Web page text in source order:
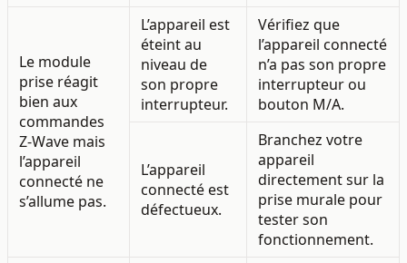
Le module
prise réagit
bien aux
commandes
Z-Wave mais
l’appareil
connecté ne
s’allume pas.
L’appareil est
éteint au
niveau de
son propre
interrupteur.
Vérifiez que
l’appareil connecté
n’a pas son propre
interrupteur ou
bouton M/A.
L’appareil
connecté est
défectueux.
Branchez votre
appareil
directement sur la
prise murale pour
tester son
fonctionnement.